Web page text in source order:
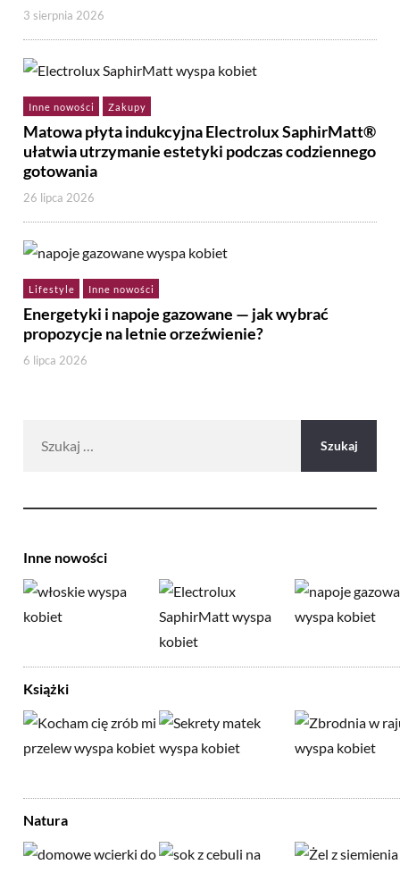
3 sierpnia 2026
Inne nowości Zakupy
Matowa płyta indukcyjna Electrolux SaphirMatt®
ułatwia utrzymanie estetyki podczas codziennego
gotowania
26 lipca 2026
Lifestyle Inne nowości
Energetyki i napoje gazowane — jak wybrać
propozycje na letnie orzeźwienie?
6 lipca 2026
Inne nowości
Książki
Natura